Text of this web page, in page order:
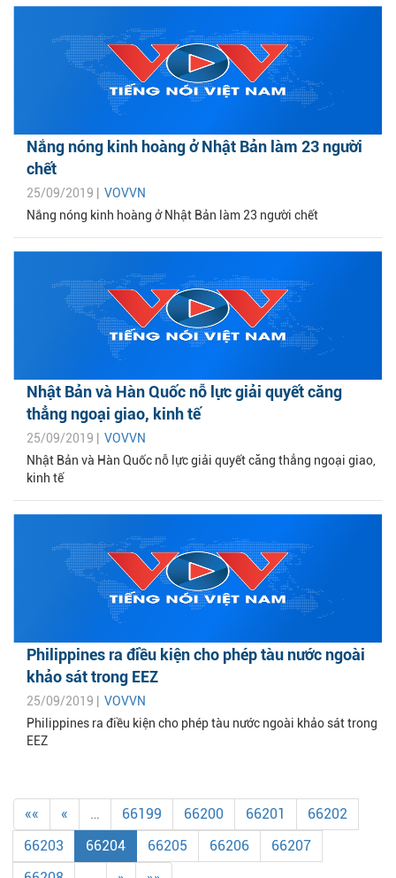
Nắng nóng kinh hoàng ở Nhật Bản làm 23 người
chết
25/09/2019 | VOVVN
Nắng nóng kinh hoàng ở Nhật Bản làm 23 người chết
Nhật Bản và Hàn Quốc nỗ lực giải quyết căng
thẳng ngoại giao, kinh tế
25/09/2019 | VOVVN
Nhật Bản và Hàn Quốc nỗ lực giải quyết căng thẳng ngoại giao,
kinh tế
Philippines ra điều kiện cho phép tàu nước ngoài
khảo sát trong EEZ
25/09/2019 | VOVVN
Philippines ra điều kiện cho phép tàu nước ngoài khảo sát trong
EEZ
«« « … 66199 66200 66201
66202
66203
66204 66205 66206
66207